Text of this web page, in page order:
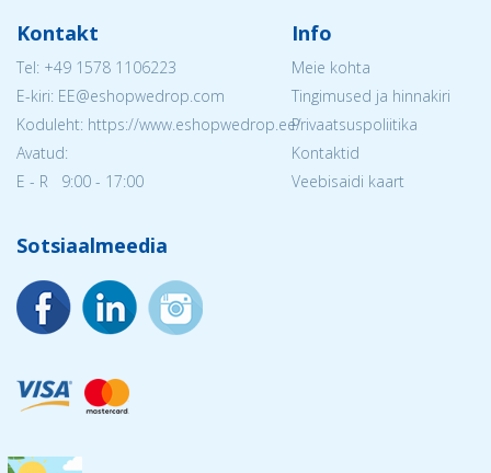
Kontakt
Tel: +49 1578 1106223
E-kiri: EE@eshopwedrop.com
Koduleht: https://www.eshopwedrop.ee/
Avatud:
E - R 9:00 - 17:00
Info
Meie kohta
Tingimused ja hinnakiri
Privaatsuspoliitika
Kontaktid
Veebisaidi kaart
Sotsiaalmeedia